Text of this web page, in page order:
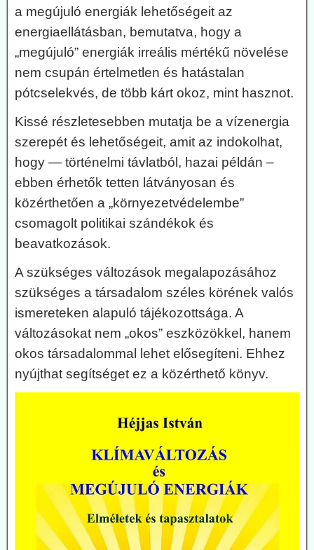
a megújuló energiák lehetőségeit az
energiaellátásban, bemutatva, hogy a
„megújuló” energiák irreális mértékű növelése
nem csupán értelmetlen és hatástalan
pótcselekvés, de több kárt okoz, mint hasznot.
Kissé részletesebben mutatja be a vízenergia
szerepét és lehetőségeit, amit az indokolhat,
hogy — történelmi távlatból, hazai példán –
ebben érhetők tetten látványosan és
közérthetően a „környezetvédelembe”
csomagolt politikai szándékok és
beavatkozások.
A szükséges változások megalapozásához
szükséges a társadalom széles körének valós
ismereteken alapuló tájékozottsága. A
változásokat nem „okos” eszközökkel, hanem
okos társadalommal lehet elősegíteni. Ehhez
nyújthat segítséget ez a közérthető könyv.